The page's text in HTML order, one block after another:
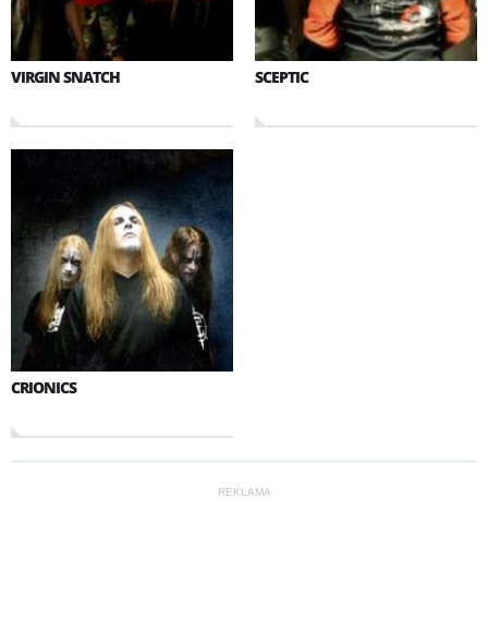
VIRGIN SNATCH SCEPTIC
CRIONICS
REKLAMA